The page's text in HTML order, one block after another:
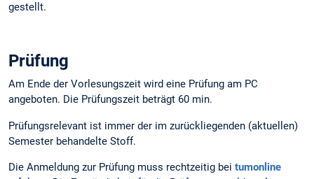
gestellt.
Prüfung
Am Ende der Vorlesungszeit wird eine Prüfung am PC
angeboten. Die Prüfungszeit beträgt 60 min.
Prüfungsrelevant ist immer der im zurückliegenden (aktuellen)
Semester behandelte Stoff.
Die Anmeldung zur Prüfung muss rechtzeitig bei tumonline